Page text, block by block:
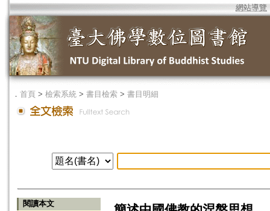
網站導覽
． 首頁 > 檢索系統 > 書目檢索 > 書目明細
閱讀本文